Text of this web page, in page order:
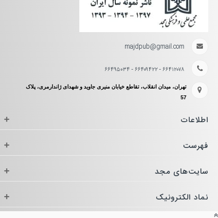
تشریح آنچه در جلسه رسیدگی به پرونده قتل
در دادگاه کیفری یک می‌گذرد
▪
دادرسی جنایی و نحوه دفاع مؤثر در پرونده‌های
انتقال تجربه عملی
واقعی و توضیح منطق تصمیمات قضایی، به
پرونده‌های قتل را نه در سطح کلیات قانونی،
روزمره دادسرا و دادگاه درک کند. همین رویکرد،
این کارگاه را به منبعی کاربردی برای قضات،
majdpub@gmail.com
۶۶۴۱۲۰۷۸ - ۶۶۴۰۹۴۲۲ - ۶۶۴۹۵۰۳۴
تهران، میدان انقلاب، تقاطع خیابان منیری جاوید و شهدای ژاندارمری، پلاک
57
اطلاعات +
فهرست +
سایت‌های مجد +
نماد الکترونیک +